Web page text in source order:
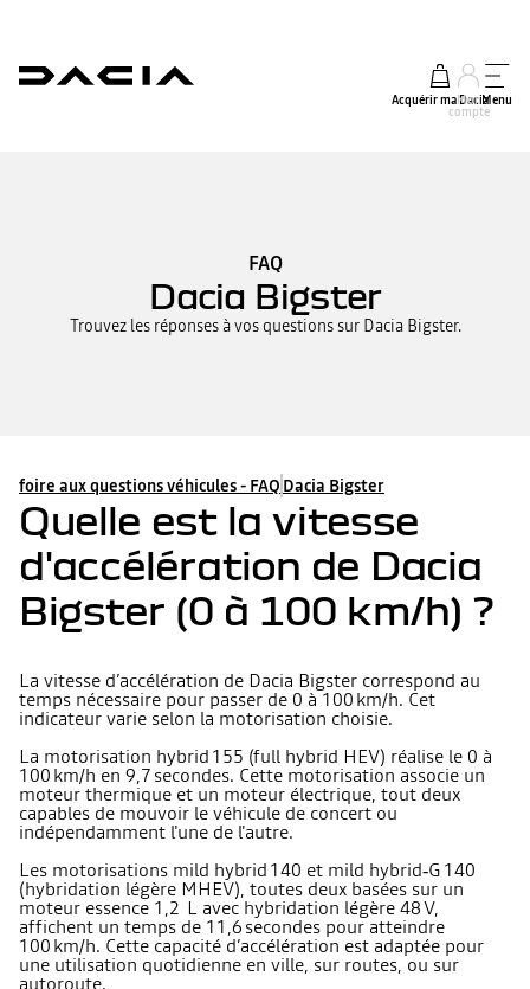
Acquérir ma Dacia
Mon
compte
Menu
FAQ
Dacia Bigster
Trouvez les réponses à vos questions sur Dacia Bigster.
foire aux questions véhicules - FAQ Dacia Bigster
Quelle est la vitesse
d'accélération de Dacia
Bigster (0 à 100 km/h) ?
La vitesse d’accélération de Dacia Bigster correspond au
temps nécessaire pour passer de 0 à 100 km/h. Cet
indicateur varie selon la motorisation choisie.
La motorisation hybrid 155 (full hybrid HEV) réalise le 0 à
100 km/h en 9,7 secondes. Cette motorisation associe un
moteur thermique et un moteur électrique, tout deux
capables de mouvoir le véhicule de concert ou
indépendamment l'une de l'autre.
Les motorisations mild hybrid 140 et mild hybrid‑G 140
(hybridation légère MHEV), toutes deux basées sur un
moteur essence 1,2 L avec hybridation légère 48 V,
affichent un temps de 11,6 secondes pour atteindre
100 km/h. Cette capacité d’accélération est adaptée pour
une utilisation quotidienne en ville, sur routes, ou sur
autoroute.